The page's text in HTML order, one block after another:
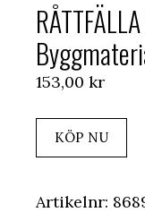
153,00 kr
KÖP NU
Artikelnr: